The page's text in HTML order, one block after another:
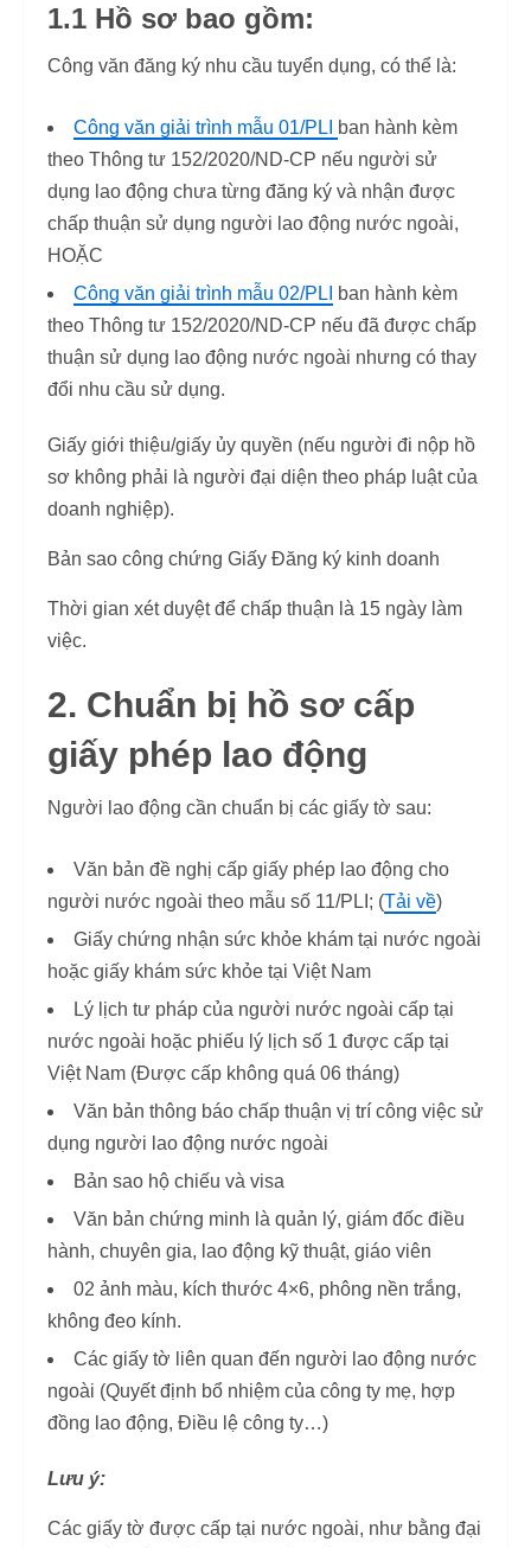
1.1 Hồ sơ bao gồm:
Công văn đăng ký nhu cầu tuyển dụng, có thể là:
Công văn giải trình mẫu 01/PLI
ban hành kèm
theo Thông tư 152/2020/ND-CP nếu người sử
dụng lao động chưa từng đăng ký và nhận được
chấp thuận sử dụng người lao động nước ngoài,
HOẶC
Công văn giải trình mẫu 02/PLI
ban hành kèm
theo Thông tư 152/2020/ND-CP nếu đã được chấp
thuận sử dụng lao động nước ngoài nhưng có thay
đổi nhu cầu sử dụng.
Giấy giới thiệu/giấy ủy quyền (nếu người đi nộp hồ
sơ không phải là người đại diện theo pháp luật của
doanh nghiệp).
Bản sao công chứng Giấy Đăng ký kinh doanh
Thời gian xét duyệt để chấp thuận là 15 ngày làm
việc.
2. Chuẩn bị hồ sơ cấp
giấy phép lao động
Người lao động cần chuẩn bị các giấy tờ sau:
Văn bản đề nghị cấp giấy phép lao động cho
người nước ngoài theo mẫu số 11/PLI; (Tải về)
Giấy chứng nhận sức khỏe khám tại nước ngoài
hoặc giấy khám sức khỏe tại Việt Nam
Lý lịch tư pháp của người nước ngoài cấp tại
nước ngoài hoặc phiếu lý lịch số 1 được cấp tại
Việt Nam (Được cấp không quá 06 tháng)
Văn bản thông báo chấp thuận vị trí công việc sử
dụng người lao động nước ngoài
Bản sao hộ chiếu và visa
Văn bản chứng minh là quản lý, giám đốc điều
hành, chuyên gia, lao động kỹ thuật, giáo viên
02 ảnh màu, kích thước 4×6, phông nền trắng,
không đeo kính.
Các giấy tờ liên quan đến người lao động nước
ngoài (Quyết định bổ nhiệm của công ty mẹ, hợp
đồng lao động, Điều lệ công ty…)
Lưu ý:
Các giấy tờ được cấp tại nước ngoài, như bằng đại